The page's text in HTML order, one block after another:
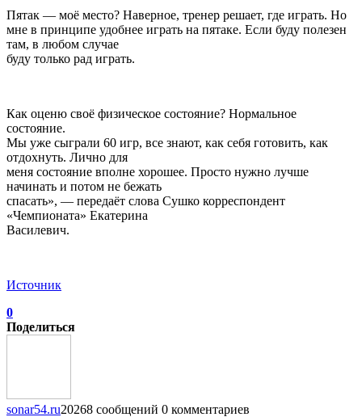
Пятак — моё место? Наверное, тренер решает, где играть. Но
мне в принципе удобнее играть на пятаке. Если буду полезен
там, в любом случае
буду только рад играть.
Как оценю своё физическое состояние? Нормальное
состояние.
Мы уже сыграли 60 игр, все знают, как себя готовить, как
отдохнуть. Лично для
меня состояние вполне хорошее. Просто нужно лучше
начинать и потом не бежать
спасать», — передаёт слова Сушко корреспондент
«Чемпионата» Екатерина
Василевич.
Источник
0
Поделиться
sonar54.ru20268 сообщений 0 комментариев